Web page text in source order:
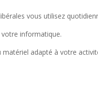
vous utilisez
informatique.
adapté à votre